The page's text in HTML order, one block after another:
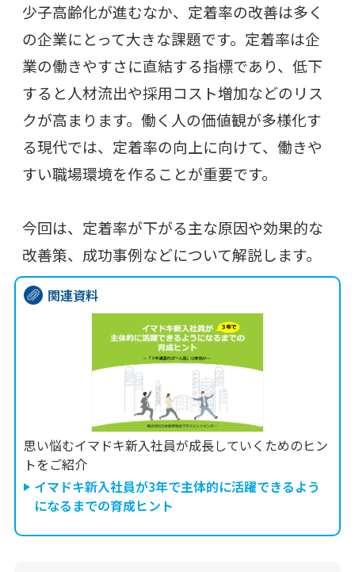
少子高齢化が進むなか、定着率の改善は多く
の企業にとって大きな課題です。定着率は企
業の働きやすさに直結する指標であり、低下
すると人材流出や採用コスト増加などのリス
クが高まります。働く人の価値観が多様化す
る現代では、定着率の向上に向けて、働きや
すい職場環境を作ることが重要です。
今回は、定着率が下がる主な原因や効果的な
改善策、成功事例などについて解説します。
関連資料
思い悩むイマドキ新入社員が成長していくためのヒン
トをご紹介
イマドキ新入社員が3年で主体的に活躍できるよう
になるまでの育成ヒント